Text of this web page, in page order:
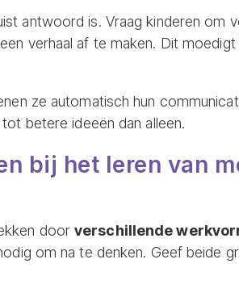
antwoord is. Vraag kinderen om
verhaal af te maken. Dit moedigt
ze automatisch hun
betere ideeën dan alleen.
bij het leren van
doorverschillende
om na te denken. Geef beide